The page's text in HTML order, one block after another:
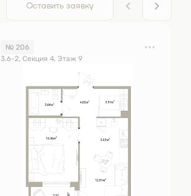
Оставить заявку
№ 206
3.6-2, Секция 4, Этаж 9